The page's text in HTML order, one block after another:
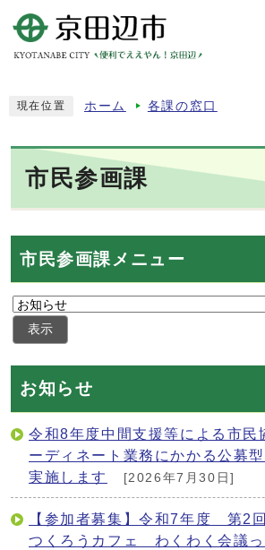
現在位置 ホーム 各課の窓口
市民参画課
市民参画課メニュー
表示
お知らせ
令和8年度中間支援等による市民
ーディネート業務にかかる公募
実施します
[2026年7月30日]
【参加者募集】令和7年度 第2
つくろうカフェ わくわく会議っ